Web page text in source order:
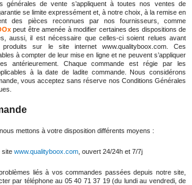
générales de vente s’appliquent à toutes nos ventes de
se limite expressément et, à notre choix, à la remise en
des pièces reconnues par nos fournisseurs, comme
peut être amenée à modifier certaines des dispositions de
aussi, il est nécessaire que celles-ci soient relues avant
sur le site internet www.qualityboox.com. Ces
à compter de leur mise en ligne et ne peuvent s’appliquer
antérieurement. Chaque commande est régie par les
à la date de ladite commande. Nous considérons
vous acceptez sans réserve nos Conditions Générales
mettons à votre disposition différents moyens :
www.qualityboox.com , ouvert 24/24h et 7/7j
liés à vos commandes passées depuis notre site,
par téléphone au 05 40 71 37 19 (du lundi au vendredi, de